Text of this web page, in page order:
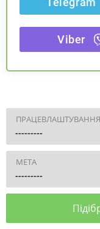
Viber
ПРАЦЕВЛАШТУВАННЯ
МЕТА